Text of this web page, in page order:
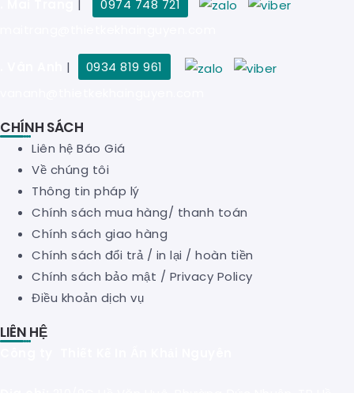
|
0974 748 721
|
0934 819 961
CHÍNH SÁCH
Liên hệ Báo Giá
Về chúng tôi
Thông tin pháp lý
Chính sách mua hàng/ thanh toán
Chính sách giao hàng
Chính sách đổi trả / in lại / hoàn tiền
Chính sách bảo mật / Privacy Policy
Điều khoản dịch vụ
LIÊN HỆ